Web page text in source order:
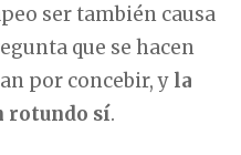
ser también causa
que se hacen
por concebir, y la
rotundo sí.